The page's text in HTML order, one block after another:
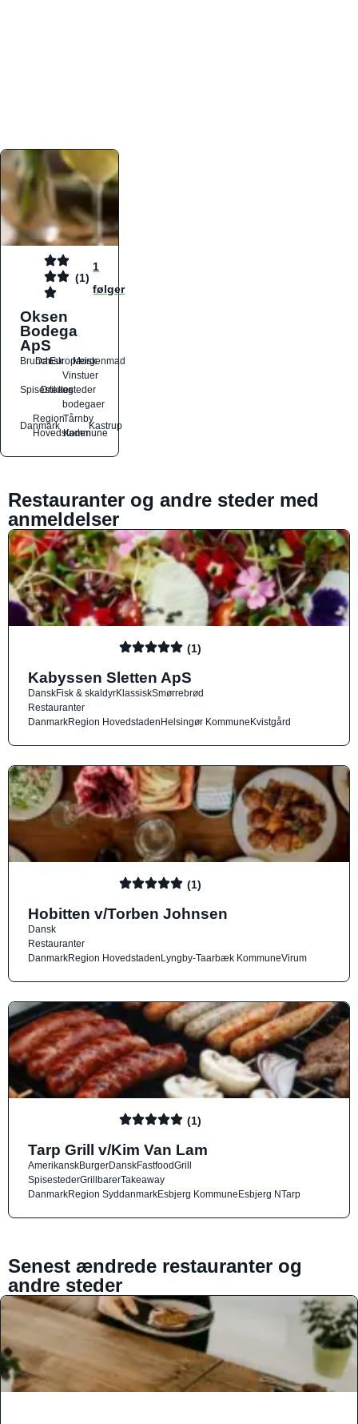
(1)
1
følger
Oksen
Bodega
ApS
Brunch
DanskEuropæiskMorgenmad
Spisesteder
Drikkesteder
Vinstuer
og
bodegaer
Danmark
Region
Hovedstaden
Tårnby
Kommune
Kastrup
Restauranter og andre steder med
anmeldelser
(1)
Kabyssen Sletten ApS
DanskFisk & skaldyrKlassiskSmørrebrød
Restauranter
DanmarkRegion HovedstadenHelsingør KommuneKvistgård
(1)
Hobitten v/Torben Johnsen
Dansk
Restauranter
DanmarkRegion HovedstadenLyngby-Taarbæk KommuneVirum
(1)
Tarp Grill v/Kim Van Lam
AmerikanskBurgerDanskFastfoodGrill
SpisestederGrillbarerTakeaway
DanmarkRegion SyddanmarkEsbjerg KommuneEsbjerg NTarp
Senest ændrede restauranter og
andre steder